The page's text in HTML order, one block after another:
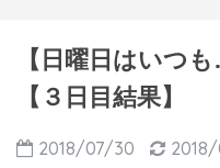
【日曜日はいつ
【３日目結果】
2018/07/30